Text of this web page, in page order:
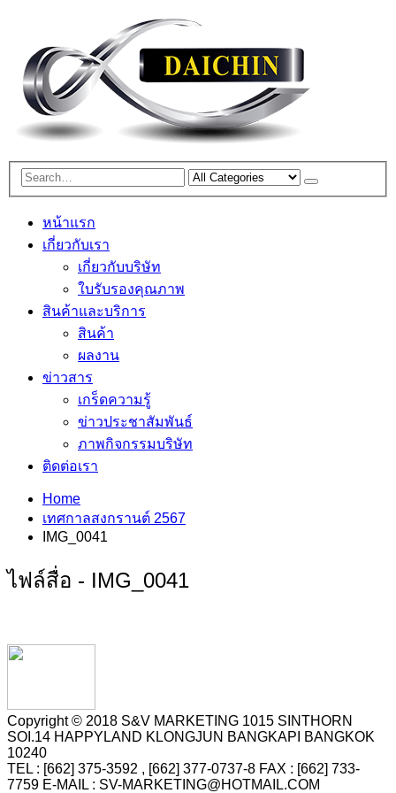
หน้าแรก
เกี่ยวกับเรา
เกี่ยวกับบริษัท
ใบรับรองคุณภาพ
สินค้าและบริการ
สินค้า
ผลงาน
ข่าวสาร
เกร็ดความรู้
ข่าวประชาสัมพันธ์
ภาพกิจกรรมบริษัท
ติดต่อเรา
Home
เทศกาลสงกรานต์ 2567
IMG_0041
ไฟล์สื่อ - IMG_0041
Copyright © 2018 S&V MARKETING 1015 SINTHORN
SOI.14 HAPPYLAND KLONGJUN BANGKAPI BANGKOK
10240
TEL : [662] 375-3592 , [662] 377-0737-8 FAX : [662] 733-
7759 E-MAIL : SV-MARKETING@HOTMAIL.COM